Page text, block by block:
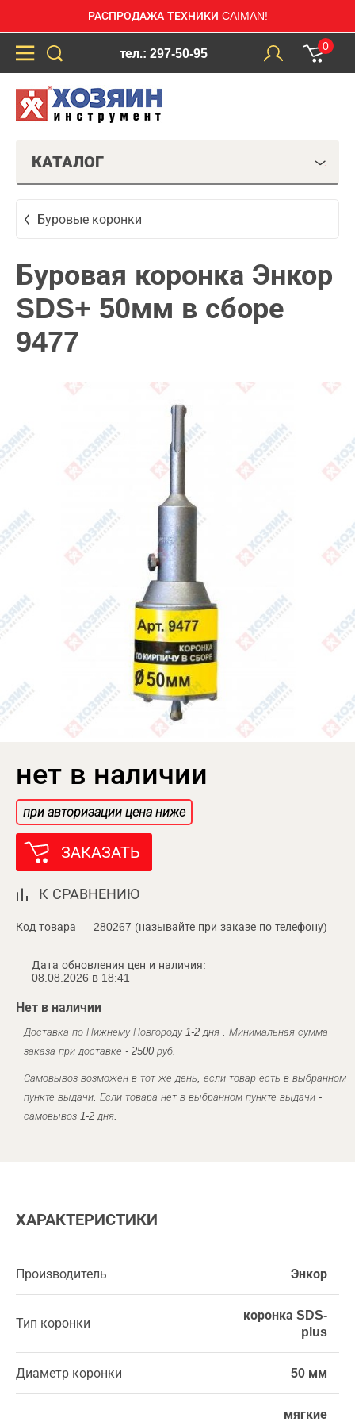
РАСПРОДАЖА ТЕХНИКИ CAIMAN!
тел.: 297-50-95
0
КАТАЛОГ
Буровые коронки
Буровая коронка Энкор
SDS+ 50мм в сборе
9477
нет в наличии
при авторизации цена ниже
ЗАКАЗАТЬ
К СРАВНЕНИЮ
Код товара — 280267 (называйте при заказе по телефону)
Дата обновления цен и наличия:
08.08.2026 в 18:41
Нет в наличии
Доставка по Нижнему Новгороду 1-2 дня . Минимальная сумма
заказа при доставке - 2500 руб.
Самовывоз возможен в тот же день, если товар есть в выбранном
пункте выдачи. Если товара нет в выбранном пункте выдачи -
самовывоз 1-2 дня.
ХАРАКТЕРИСТИКИ
Производитель Энкор
Тип коронки
коронка SDS-
plus
Диаметр коронки 50 мм
мягкие